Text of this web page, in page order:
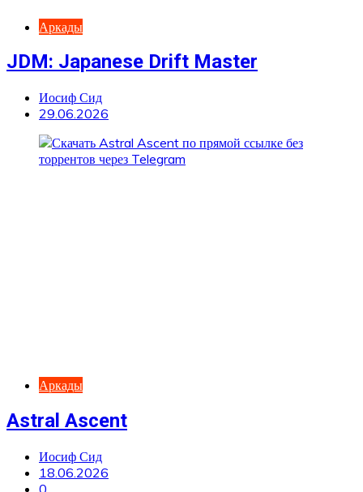
Аркады
JDM: Japanese Drift Master
Иосиф Сид
29.06.2026
Аркады
Astral Ascent
Иосиф Сид
18.06.2026